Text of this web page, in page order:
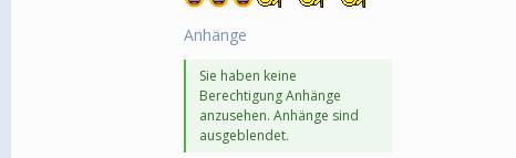
Anhänge
Sie haben keine
Berechtigung Anhänge
anzusehen. Anhänge sind
ausgeblendet.